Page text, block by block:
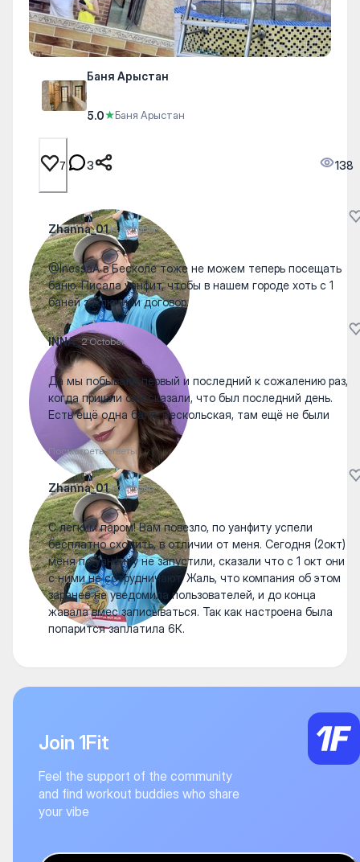
Баня Арыстан
5.0★Баня Арыстан
7 3 138
Zhanna_0114 October
@InessaA в Бесколе тоже не можем теперь посещать
баню. Писала уанфит, чтобы в нашем городе хоть с 1
баней заключили договор.
INNA_2 October
Да мы побывали первый и последний к сожалению раз,
когда пришли они сказали, что был последний день.
Есть ещё одна баня, Бескольская, там ещё не были
Посмотреть ответы
Zhanna_012 October
С легким паром! Вам повезло, по уанфиту успели
бесплатно сходить, в отличии от меня. Сегодня (2окт)
меня по уанфиту не запустили, сказали что с 1 окт они
с ними не сотрудничают. Жаль, что компания об этом
заранее не уведомила пользователей, и до конца
жавала вмес записываться. Так как настроена была
попарится заплатила 6К.
Join 1Fit
Feel the support of the community
and find workout buddies who share
your vibe